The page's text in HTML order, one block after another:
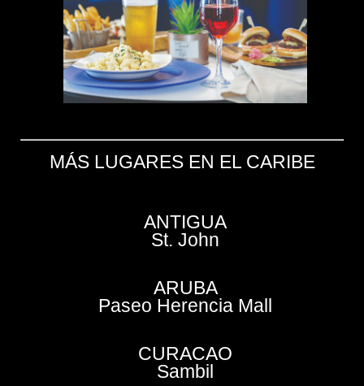
MÁS LUGARES EN EL CARIBE
ANTIGUA
St. John
ARUBA
Paseo Herencia Mall
CURACAO
Sambil